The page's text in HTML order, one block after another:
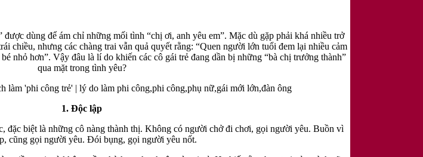
dùng để ám chỉ những mối tình “chị ơi, anh yêu em”. Mặc dù gặp phải khá nhiều trở
chiều, nhưng các chàng trai vẫn quả quyết rằng: “Quen người lớn tuổi đem lại nhiều cảm
nhỏ hơn”. Vậy đâu là lí do khiến các cô gái trẻ đang dần bị những “bà chị trưởng thành”
qua mặt trong tình yêu?
1. Độc lập
đặc biệt là những cô nàng thành thị. Không có người chở đi chơi, gọi người yêu. Buồn vì
cũng gọi người yêu. Đói bụng, gọi người yêu nốt.